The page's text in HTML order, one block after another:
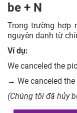
be + N
Trong trường hợp
nguyên danh từ
Ví dụ:
We canceled the
→ We canceled
(Chúng tôi đã hủy